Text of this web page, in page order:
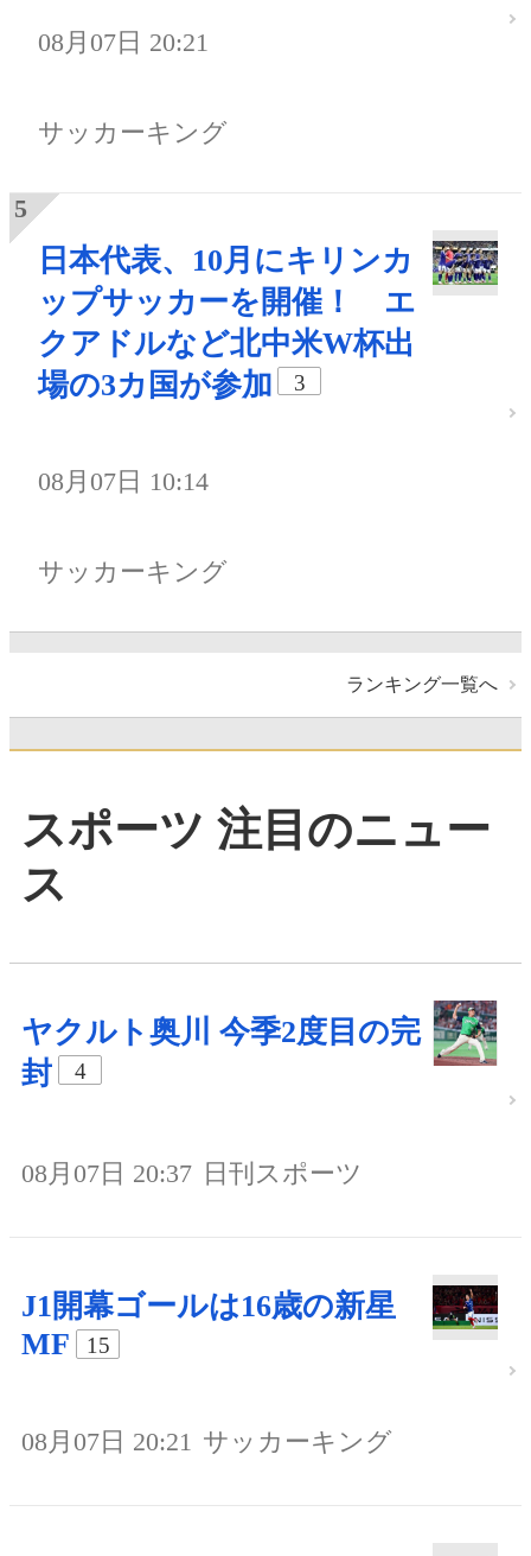
08月07日 20:21
サッカーキング
日本代表、10月にキリンカ
ップサッカーを開催！ エ
クアドルなど北中米W杯出
場の3カ国が参加
3
08月07日 10:14
サッカーキング
ランキング一覧へ
スポーツ 注目のニュー
ス
ヤクルト奥川 今季2度目の完
封
4
08月07日 20:37 日刊スポーツ
J1開幕ゴールは16歳の新星
MF
15
08月07日 20:21 サッカーキング